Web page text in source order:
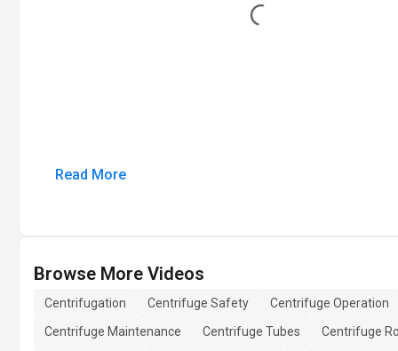
Loading...
Read More
Browse More Videos
Centrifugation Centrifuge Safety
Centrifuge Operation
Centrifuge Maintenance
Centrifuge Tubes
Centrifuge